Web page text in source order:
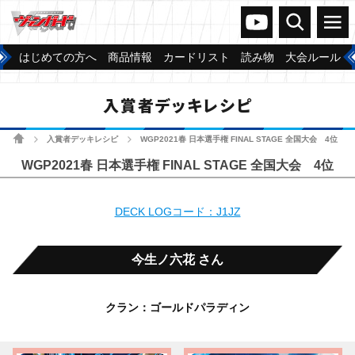
ヴァンガードch
検索 メニュー
はじめての方へ 商品情報 カードリスト 読み物 大会ルール
入賞者デッキレシピ
ホーム 入賞者デッキレシピ WGP2021春 日本選手権 FINAL STAGE 全国大会 4位
WGP2021春 日本選手権 FINAL STAGE 全国大会 4位
DECK LOGコード：J1JZ
今生ノ六花 さん
クラン：ゴールドパラディン